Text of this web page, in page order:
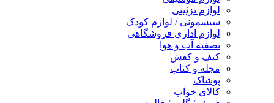
لوازم تزئینی
سیسمونی / لوازم کودک
لوازم اداری فروشگاهی
تصفیه آب و هوا
کیف و کفش
مجله و کتاب
پوشاک
کالای خواب